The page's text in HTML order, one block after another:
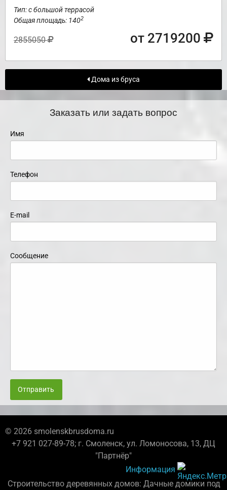
Тип: с большой террасой
Общая площадь: 1402
2855050 от 2719200
Дома из бруса
Заказать или задать вопрос
Имя
Телефон
E-mail
Сообщение
Отправить
© 2026 smolenskbrusdoma.ru
+7 921 027-89-78; г. Смоленск, ул. Ломоносова, 13, ДЦ
"Партнёр"
Информация
Строительство деревянных домов: Дачные домики под